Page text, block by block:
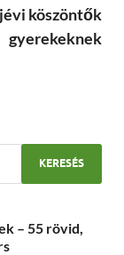
köszöntők
gyerekeknek
– 55 rövid,